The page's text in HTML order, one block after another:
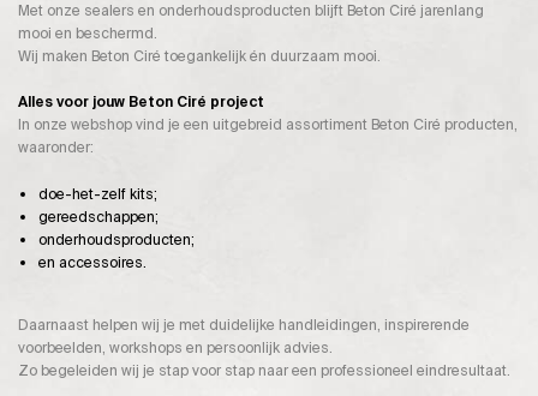
Met onze sealers en onderhoudsproducten blijft Beton Ciré jarenlang
mooi en beschermd.
Wij maken Beton Ciré toegankelijk én duurzaam mooi.
Alles voor jouw Beton Ciré project
In onze webshop vind je een uitgebreid assortiment Beton Ciré producten,
waaronder:
doe-het-zelf kits;
gereedschappen;
onderhoudsproducten;
en accessoires.
Daarnaast helpen wij je met duidelijke handleidingen, inspirerende
voorbeelden, workshops en persoonlijk advies.
Zo begeleiden wij je stap voor stap naar een professioneel eindresultaat.